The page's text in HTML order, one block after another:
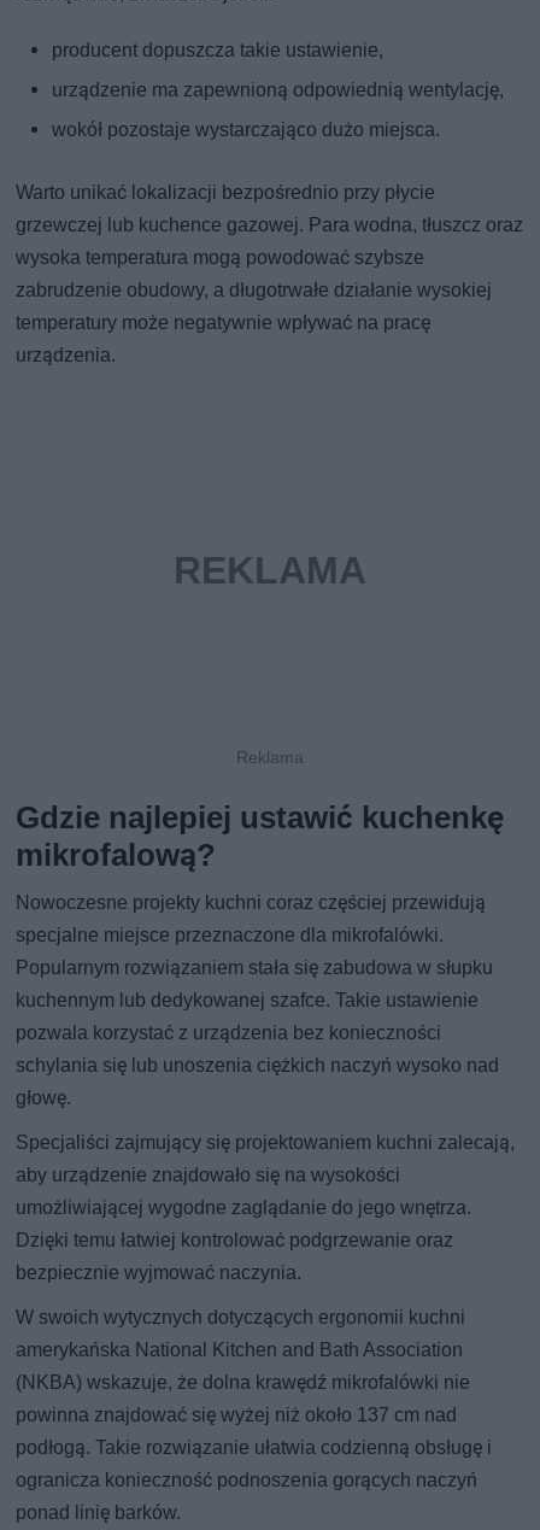
producent dopuszcza takie ustawienie,
urządzenie ma zapewnioną odpowiednią wentylację,
wokół pozostaje wystarczająco dużo miejsca.
Warto unikać lokalizacji bezpośrednio przy płycie
grzewczej lub kuchence gazowej. Para wodna, tłuszcz oraz
wysoka temperatura mogą powodować szybsze
zabrudzenie obudowy, a długotrwałe działanie wysokiej
temperatury może negatywnie wpływać na pracę
urządzenia.
Gdzie najlepiej ustawić kuchenkę
mikrofalową?
Nowoczesne projekty kuchni coraz częściej przewidują
specjalne miejsce przeznaczone dla mikrofalówki.
Popularnym rozwiązaniem stała się zabudowa w słupku
kuchennym lub dedykowanej szafce. Takie ustawienie
pozwala korzystać z urządzenia bez konieczności
schylania się lub unoszenia ciężkich naczyń wysoko nad
głowę.
Specjaliści zajmujący się projektowaniem kuchni zalecają,
aby urządzenie znajdowało się na wysokości
umożliwiającej wygodne zaglądanie do jego wnętrza.
Dzięki temu łatwiej kontrolować podgrzewanie oraz
bezpiecznie wyjmować naczynia.
W swoich wytycznych dotyczących ergonomii kuchni
amerykańska National Kitchen and Bath Association
(NKBA) wskazuje, że dolna krawędź mikrofalówki nie
powinna znajdować się wyżej niż około 137 cm nad
podłogą. Takie rozwiązanie ułatwia codzienną obsługę i
ogranicza konieczność podnoszenia gorących naczyń
ponad linię barków.